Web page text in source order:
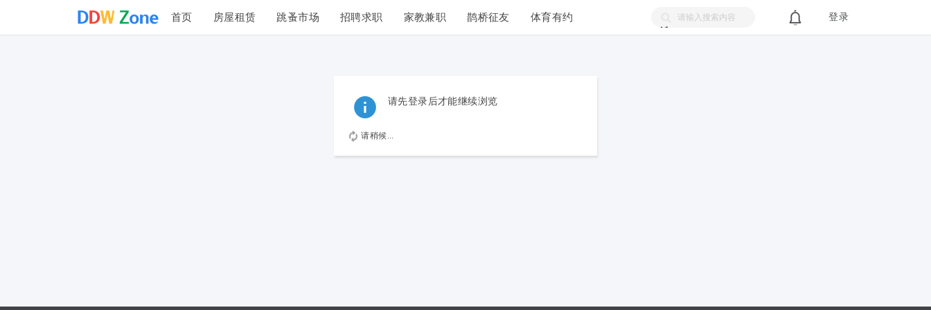
登录
首页 房屋租赁 跳蚤市场 招聘求职 家教兼职 鹊桥征友 体育有约
搜
请先登录后才能继续浏览
请稍候...